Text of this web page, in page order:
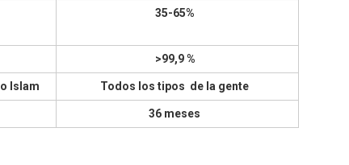
35-65%
>99,9 %
Islam Todos los tipos de la gente
36 meses